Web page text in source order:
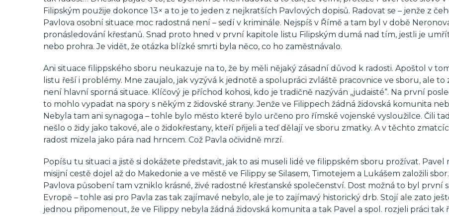
Filipským použije dokonce 13× a to je to jeden z nejkratších Pavlových dopisů. Radovat se – jenže z
Pavlova osobní situace moc radostná není – sedí v kriminále. Nejspíš v Římě a tam byl v době
pronásledování křesťanů. Snad proto hned v první kapitole listu Filipským dumá nad tím, jestli je
nebo prohra. Je vidět, že otázka blízké smrti byla něco, co ho zaměstnávalo.
Ani situace filippského sboru neukazuje na to, že by měli nějaký zásadní důvod k radosti. Apoštol v
listu řeší i problémy. Mne zaujalo, jak vyzývá k jednotě a spolupráci zvláště pracovnice ve sboru, ale to
není hlavní sporná situace. Klíčový je příchod kohosi, kdo je tradičně nazýván „judaisté“. Na první
to mohlo vypadat na spory s někým z židovské strany. Jenže ve Filippech žádná židovská komunita
Nebyla tam ani synagoga – tohle bylo město které bylo určeno pro římské vojenské vysloužilce. Čili
nešlo o židy jako takové, ale o židokřesťany, kteří přijeli a teď dělají ve sboru zmatky. A v těchto
radost mizela jako pára nad hrncem. Což Pavla očividně mrzí.
Popíšu tu situaci a jistě si dokážete představit, jak to asi museli lidé ve filippském sboru prožívat. Pavel
misijní cestě dojel až do Makedonie a ve městě ve Filippy se Silasem, Timotejem a Lukášem založili
Pavlova působení tam vzniklo krásné, živé radostné křesťanské společenství. Dost možná to byl první
Evropě – tohle asi pro Pavla zas tak zajímavé nebylo, ale je to zajímavý historický drb. Stojí ale zato
jednou připomenout, že ve Filippy nebyla žádná židovská komunita a tak Pavel a spol. rozjeli práci tak